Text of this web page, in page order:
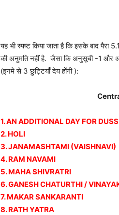
यह भी स्पष्ट किया जाता है कि इसके बाद पैरा
की अनुमति नहीं है. जैसा कि अनुसूची -1 और
(इनमे से 3 छुट्टियाँ देय होंगी ):
1. AN ADDITIONAL DAY FOR
2. HOLI
3. JANAMASHTAMI (VAISHNAVI)
4. RAM NAVAMI
5. MAHA SHIVRATRI
6. GANESH CHATURTHI /
7. MAKAR SANKARANTI
8. RATH YATRA